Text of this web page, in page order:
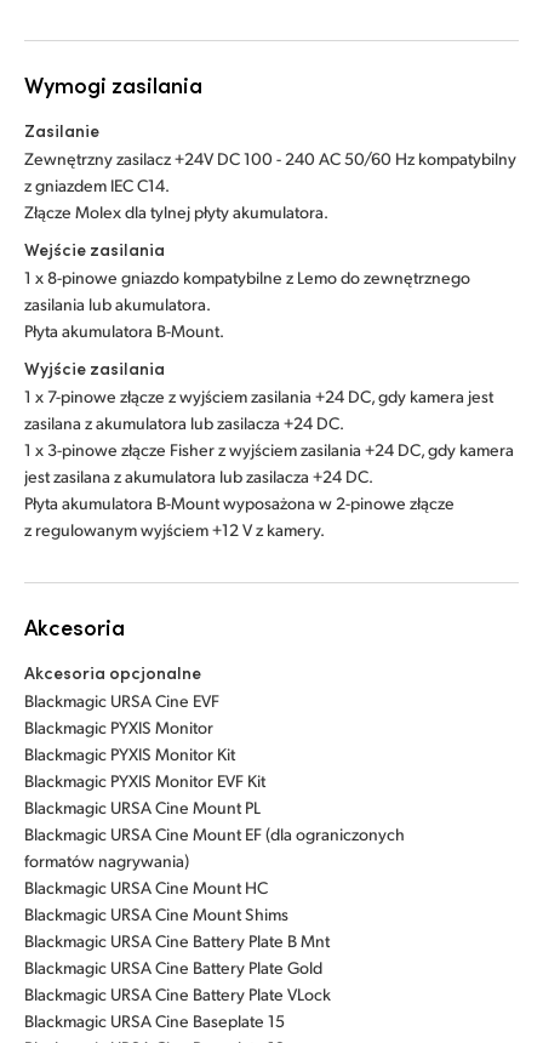
Wymogi zasilania
Zasilanie
Zewnętrzny zasilacz +24V DC 100 - 240 AC 50/60 Hz kompatybilny
z gniazdem IEC C14.
Złącze Molex dla tylnej płyty akumulatora.
Wejście zasilania
1 x 8-pinowe gniazdo kompatybilne z Lemo do zewnętrznego
zasilania lub akumulatora.
Płyta akumulatora B-Mount.
Wyjście zasilania
1 x 7-pinowe złącze z wyjściem zasilania +24 DC, gdy kamera jest
zasilana z akumulatora lub zasilacza +24 DC.
1 x 3-pinowe złącze Fisher z wyjściem zasilania +24 DC, gdy kamera
jest zasilana z akumulatora lub zasilacza +24 DC.
Płyta akumulatora B-Mount wyposażona w 2-pinowe złącze
z regulowanym wyjściem +12 V z kamery.
Akcesoria
Akcesoria opcjonalne
Blackmagic URSA Cine EVF
Blackmagic PYXIS Monitor
Blackmagic PYXIS Monitor Kit
Blackmagic PYXIS Monitor EVF Kit
Blackmagic URSA Cine Mount PL
Blackmagic URSA Cine Mount EF (dla ograniczonych
formatów nagrywania)
Blackmagic URSA Cine Mount HC
Blackmagic URSA Cine Mount Shims
Blackmagic URSA Cine Battery Plate B Mnt
Blackmagic URSA Cine Battery Plate Gold
Blackmagic URSA Cine Battery Plate VLock
Blackmagic URSA Cine Baseplate 15